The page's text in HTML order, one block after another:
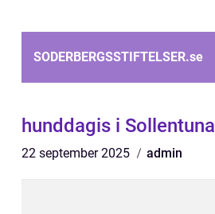
SODERBERGSSTIFTELSER.se
hunddagis i Sollentuna
22 september 2025 admin